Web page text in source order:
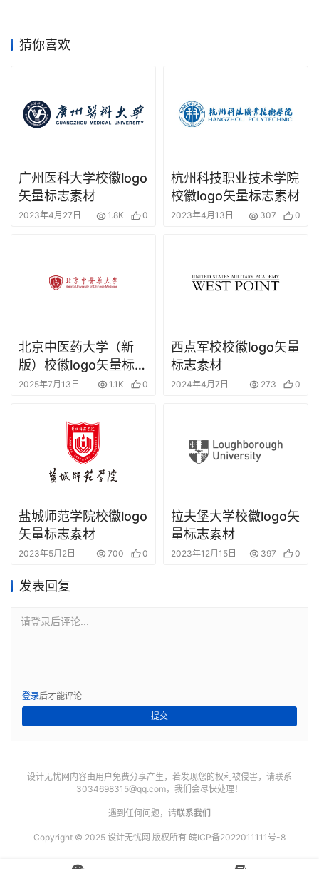
猜你喜欢
广州医科大学校徽logo
矢量标志素材
2023年4月27日 1.8K 0
杭州科技职业技术学院
校徽logo矢量标志素材
2023年4月13日 307 0
北京中医药大学（新
版）校徽logo矢量标志
素材
2025年7月13日 1.1K 0
西点军校校徽logo矢量
标志素材
2024年4月7日 273 0
盐城师范学院校徽logo
矢量标志素材
2023年5月2日 700 0
拉夫堡大学校徽logo矢
量标志素材
2023年12月15日 397 0
发表回复
请登录后评论...
登录后才能评论
提交
设计无忧网内容由用户免费分享产生，若发现您的权利被侵害，请联系
3034698315@qq.com，我们会尽快处理！
遇到任何问题，请联系我们
Copyright © 2025 设计无忧网 版权所有 皖ICP备2022011111号-8